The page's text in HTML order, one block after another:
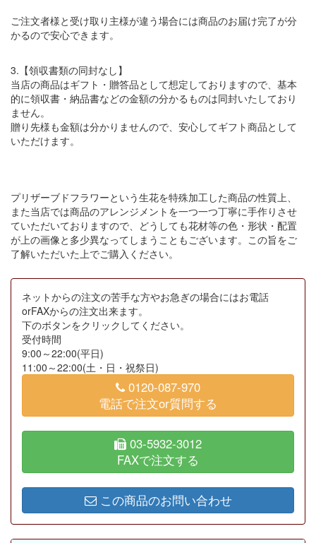
ご注文者様と受け取り主様が違う場合には商品のお届け完了が分
かるので安心できます。
3.【領収書類の同封なし】
当店の商品はギフト・贈答品として想定しておりますので、基本
的に領収書・納品書などの金額の分かるものは同封いたしており
ません。
贈り先様も金額は分かりませんので、安心してギフト商品として
いただけます。
プリザーブドフラワーという生花を特殊加工した商品の性質上、
また当店では商品のアレンジメントを一つ一つ丁寧に手作りさせ
ていただいておりますので、どうしても花材等の色・形状・配置
が上の画像と多少異なってしまうこともございます。この旨をご
了解いただいた上でご購入ください。
ネットからの注文の苦手な方やお急ぎの場合にはお電話
orFAXからの注文出来ます。
下のボタンをクリックしてください。
受付時間
9:00～22:00(平日)
11:00～22:00(土・日・祝祭日)
0120-087-970
電話で注文or質問する
03-5932-3012
FAXで注文する
この商品のお問い合わせ